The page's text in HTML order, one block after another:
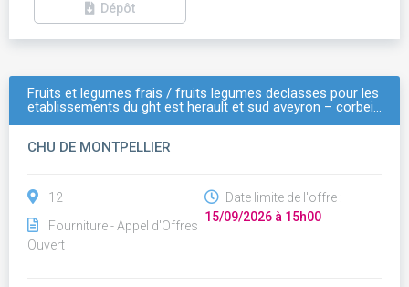
Dépôt
Fruits et legumes frais / fruits legumes declasses pour les
etablissements du ght est herault et sud aveyron – corbei…
CHU DE MONTPELLIER
12
Fourniture - Appel d'Offres
Ouvert
Date limite de l'offre :
15/09/2026 à 15h00